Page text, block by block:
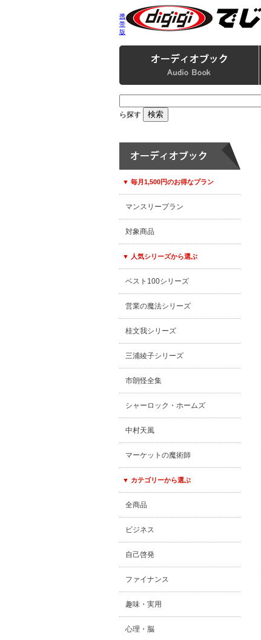
携
帯
版
ら探す
▼ 毎月1,500円のお得なプラン
マンスリープラン
対象商品
▼ 人気シリーズから選ぶ
ベスト100シリーズ
営業の魔法シリーズ
桂文我シリーズ
三浦綾子シリーズ
市朗怪全集
シャーロック・ホームズ
中村天風
マーケットの魔術師
▼ カテゴリーから選ぶ
全商品
ビジネス
自己啓発
ファイナンス
趣味・実用
心理・脳